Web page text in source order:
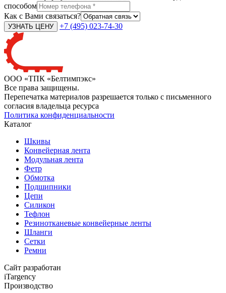
способом
Как с Вами связаться?
+7 (495) 023-74-30
ООО «ТПК «Белтимпэкс»
Все права защищены.
Перепечатка материалов разрешается только с письменного
согласия владельца ресурса
Политика конфиденциальности
Каталог
Шкивы
Конвейерная лента
Модульная лента
Фетр
Обмотка
Подшипники
Цепи
Силикон
Тефлон
Резинотканевые конвейерные ленты
Шланги
Сетки
Ремни
Сайт разработан
iTargency
Производство